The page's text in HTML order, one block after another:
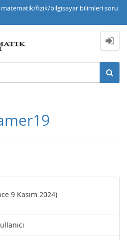
fizik/bilgisayar bilimleri soru
9 Kasım 2024)